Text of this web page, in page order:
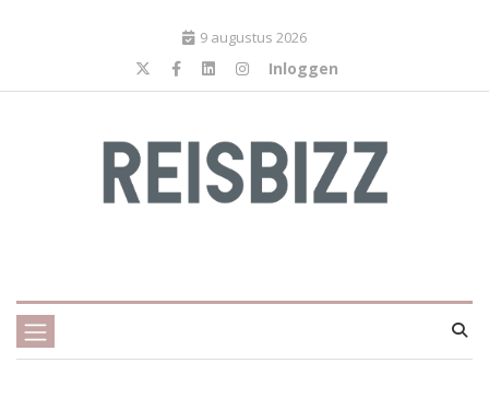
9 augustus 2026
Inloggen